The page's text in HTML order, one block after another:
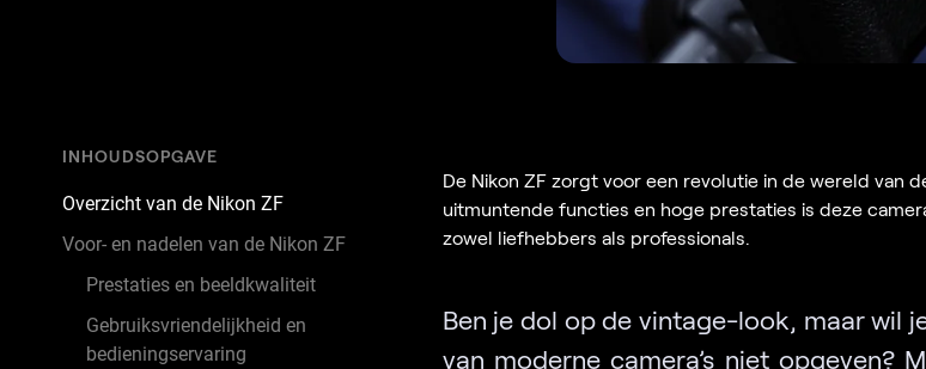
INHOUDSOPGAVE
Overzicht van de Nikon ZF
Voor- en nadelen van de Nikon ZF
Prestaties en beeldkwaliteit
Gebruiksvriendelijkheid en
bedieningservaring
De Nikon ZF zorgt voor een revolutie in de wereld van
uitmuntende functies en hoge prestaties is deze
zowel liefhebbers als professionals.
Ben je dol op de vintage-look, maar wil
van moderne camera’s niet opgeven?